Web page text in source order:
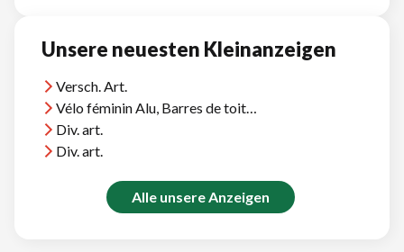
Unsere neuesten Kleinanzeigen
Versch. Art.
Vélo féminin Alu, Barres de toit Thule, et divers
Div. art.
Div. art.
Alle unsere Anzeigen